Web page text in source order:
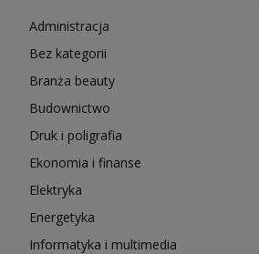
Administracja
Bez kategorii
Branża beauty
Budownictwo
Druk i poligrafia
Ekonomia i finanse
Elektryka
Energetyka
Informatyka i multimedia